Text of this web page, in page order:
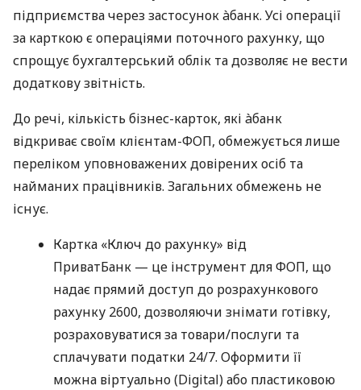
підприємства через застосунок àбанк. Усі операції
за карткою є операціями поточного рахунку, що
спрощує бухгалтерський облік та дозволяє не вести
додаткову звітність.
До речі, кількість бізнес-карток, які àбанк
відкриває своїм клієнтам-ФОП, обмежується лише
переліком уповноважених довірених осіб та
найманих працівників. Загальних обмежень не
існує.
Картка «Ключ до рахунку» від
ПриватБанк — це інструмент для ФОП, що
надає прямий доступ до розрахункового
рахунку 2600, дозволяючи знімати готівку,
розраховуватися за товари/послуги та
сплачувати податки 24/7. Оформити її
можна віртуально (Digital) або пластиковою